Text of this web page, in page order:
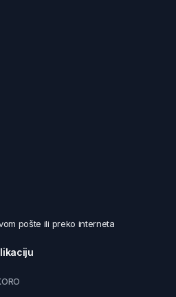
pošte ili preko interneta